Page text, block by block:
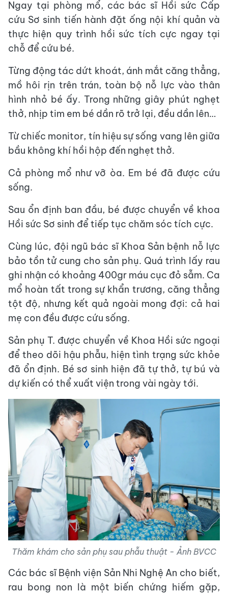
Ngay tại phòng mổ, các bác sĩ Hồi sức Cấp
cứu Sơ sinh tiến hành đặt ống nội khí quản và
thực hiện quy trình hồi sức tích cực ngay tại
chỗ để cứu bé.
Từng động tác dứt khoát, ánh mắt căng thẳng,
mồ hôi rịn trên trán, toàn bộ nỗ lực vào thân
hình nhỏ bé ấy. Trong những giây phút nghẹt
thở, nhịp tim em bé dần rõ trở lại, đều dần lên…
Từ chiếc monitor, tín hiệu sự sống vang lên giữa
bầu không khí hồi hộp đến nghẹt thở.
Cả phòng mổ như vỡ òa. Em bé đã được cứu
sống.
Sau ổn định ban đầu, bé được chuyển về khoa
Hồi sức Sơ sinh để tiếp tục chăm sóc tích cực.
Cùng lúc, đội ngũ bác sĩ Khoa Sản bệnh nỗ lực
bảo tồn tử cung cho sản phụ. Quá trình lấy rau
ghi nhận có khoảng 400gr máu cục đỏ sẫm. Ca
mổ hoàn tất trong sự khẩn trương, căng thẳng
tột độ, nhưng kết quả ngoài mong đợi: cả hai
mẹ con đều được cứu sống.
Sản phụ T. được chuyển về Khoa Hồi sức ngoại
để theo dõi hậu phẫu, hiện tình trạng sức khỏe
đã ổn định. Bé sơ sinh hiện đã tự thở, tự bú và
dự kiến có thể xuất viện trong vài ngày tới.
Thăm khám cho sản phụ sau phẫu thuật - Ảnh BVCC
Các bác sĩ Bệnh viện Sản Nhi Nghệ An cho biết,
rau bong non là một biến chứng hiếm gặp,